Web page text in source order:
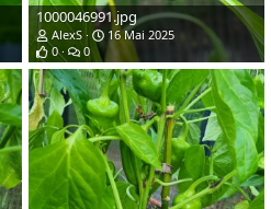
1000046991.jpg
AlexS
16 Mai 2025
0
0